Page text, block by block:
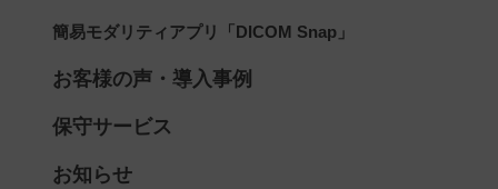
簡易モダリティアプリ「DICOM Snap」
お客様の声・導入事例
保守サービス
お知らせ